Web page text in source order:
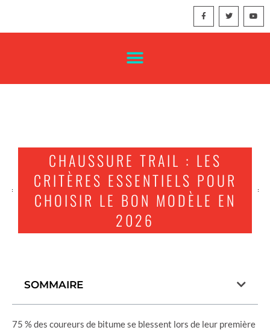
CHAUSSURE TRAIL : LES
CRITÈRES ESSENTIELS POUR
CHOISIR LE BON MODÈLE EN
2026
SOMMAIRE
75 % des coureurs de bitume se blessent lors de leur première